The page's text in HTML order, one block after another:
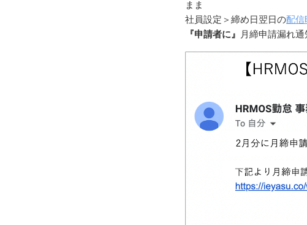
まま
社員設定＞締め日翌日の配信
『申請者に』
月締申請漏れ通